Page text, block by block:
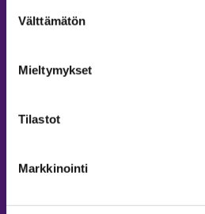
valinta
Välttämätön
Mieltymykset
Tilastot
Markkinointi